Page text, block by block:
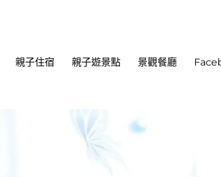
親子住宿 親子遊景點 景觀餐廳